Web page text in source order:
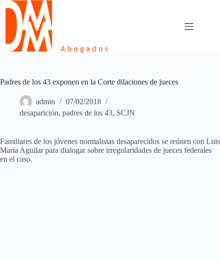
Skip
content
Padres de los 43 exponen en la Corte dilaciones de jueces
admin
07/02/2018
desaparición, padres de los 43, SCJN
Familiares de los jóvenes normalistas desaparecidos se reúnen con Luis
María Aguilar para dialogar sobre irregularidades de jueces federales
en el caso.